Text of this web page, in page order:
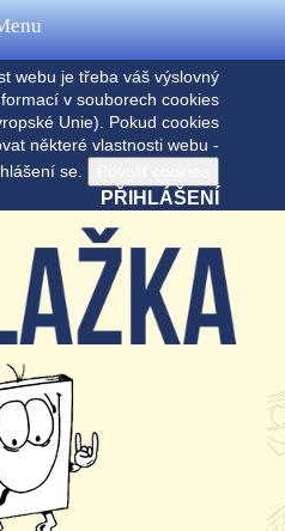
webu je třeba váš výslovný
v souborech cookies
Unie). Pokud cookies
některé vlastnosti webu -
se.
PŘIHLÁŠENÍ